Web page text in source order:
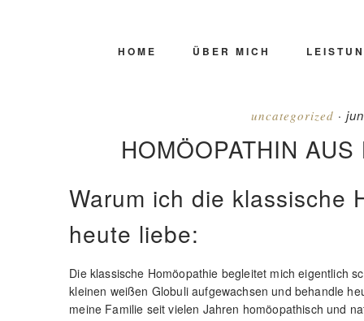
HOME ÜBER MICH
uncategorized ·
HOMÖOPATHIN
Warum ich die klassische
heute liebe:
Die klassische Homöopathie begleitet mich eigentlich
kleinen weißen Globuli aufgewachsen und behandle
meine Familie seit vielen Jahren homöopathisch und